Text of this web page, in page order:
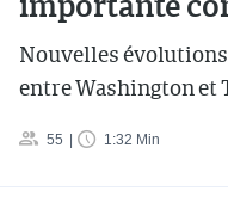
Nouvelles
entre Washington et
55 1:32 Min